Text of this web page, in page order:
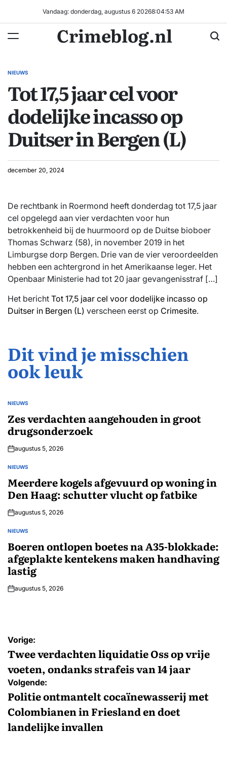
inhoud
Vandaag: donderdag, augustus 6 20268:04:53 AM
Crimeblog.nl
GEPLAATST
NIEUWS
Tot 17,5 jaar cel voor
dodelijke incasso op
Duitser in Bergen (L)
december 20, 2024
De rechtbank in Roermond heeft donderdag tot 17,5 jaar
cel opgelegd aan vier verdachten voor hun
betrokkenheid bij de huurmoord op de Duitse bioboer
Thomas Schwarz (58), in november 2019 in het
Limburgse dorp Bergen. Drie van de vier veroordeelden
hebben een achtergrond in het Amerikaanse leger. Het
Openbaar Ministerie had tot 20 jaar gevangenisstraf […]
Het bericht Tot 17,5 jaar cel voor dodelijke incasso op
Duitser in Bergen (L) verscheen eerst op Crimesite.
Dit vind je misschien
ook leuk
GEPLAATST
NIEUWS
Zes verdachten aangehouden in groot
drugsonderzoek
augustus 5, 2026
GEPLAATST
NIEUWS
Meerdere kogels afgevuurd op woning in
Den Haag: schutter vlucht op fatbike
augustus 5, 2026
GEPLAATST
NIEUWS
Boeren ontlopen boetes na A35-blokkade:
afgeplakte kentekens maken handhaving
lastig
augustus 5, 2026
Bericht
navigatie
Vorige:
Twee verdachten liquidatie Oss op vrije
voeten, ondanks strafeis van 14 jaar
Volgende:
Politie ontmantelt cocaïnewasserij met
Colombianen in Friesland en doet
landelijke invallen